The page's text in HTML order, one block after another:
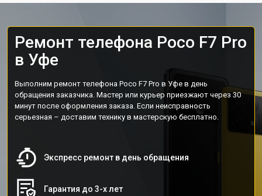
Ремонт телефона Poco F7 Pro
в Уфе
Выполним ремонт телефона Poco F7 Pro в Уфе в день
обращения заказчика. Мастер или курьер приезжают через 30
минут после оформления заказа. Если неисправность
серьезная – доставим технику в мастерскую бесплатно.
Экспресс ремонт в день обращения
Гарантия до 3-х лет